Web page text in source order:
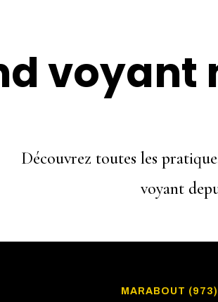
voyant
Découvrez toutes les
voyant
MARABOUT (973)